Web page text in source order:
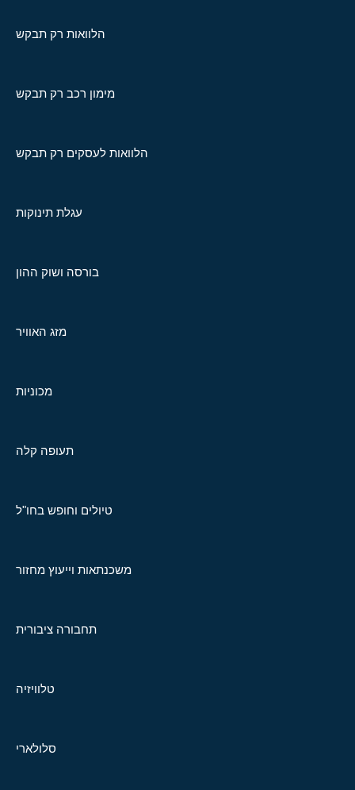
הלוואות רק תבקש
מימון רכב רק תבקש
הלוואות לעסקים רק תבקש
עגלת תינוקות
בורסה ושוק ההון
מזג האוויר
מכוניות
תעופה קלה
טיולים וחופש בחו"ל
משכנתאות וייעוץ מחזור
תחבורה ציבורית
טלוויזיה
סלולארי